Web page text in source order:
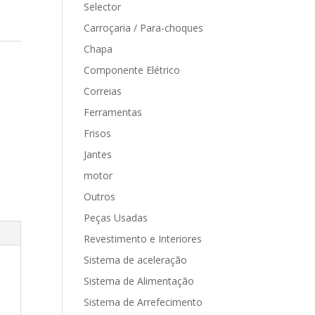
Selector
Carroçaria / Para-choques
Chapa
Componente Elétrico
Correias
Ferramentas
Frisos
Jantes
motor
Outros
Peças Usadas
Revestimento e Interiores
Sistema de aceleração
Sistema de Alimentação
Sistema de Arrefecimento